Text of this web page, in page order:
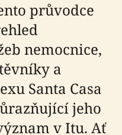
průvodce
nemocnice,
a
Santa Casa
jeho
v Itu. Ať